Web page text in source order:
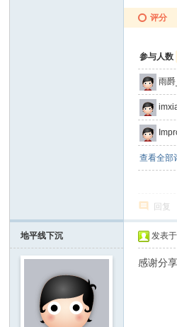
评分
参与人数
雨
查看全部
回复
地平线下沉 发表
感谢分享